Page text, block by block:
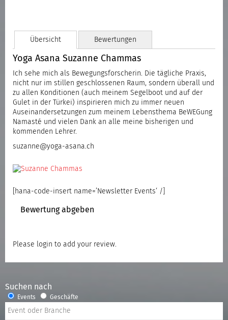
Übersicht Bewertungen
Yoga Asana Suzanne Chammas
Ich sehe mich als Bewegungsforscherin. Die tägliche Praxis,
nicht nur im stillen geschlossenen Raum, sondern überall und
zu allen Konditionen (auch meinem Segelboot und auf der
Gulet in der Türkei) inspirieren mich zu immer neuen
Auseinandersetzungen zum meinem Lebensthema BeWEGung
Namasté und vielen Dank an alle meine bisherigen und
kommenden Lehrer.
suzanne@yoga-asana.ch
[hana-code-insert name=’Newsletter Events‘ /]
Bewertung abgeben
Please login to add your review.
Suchen nach
Events Geschäfte